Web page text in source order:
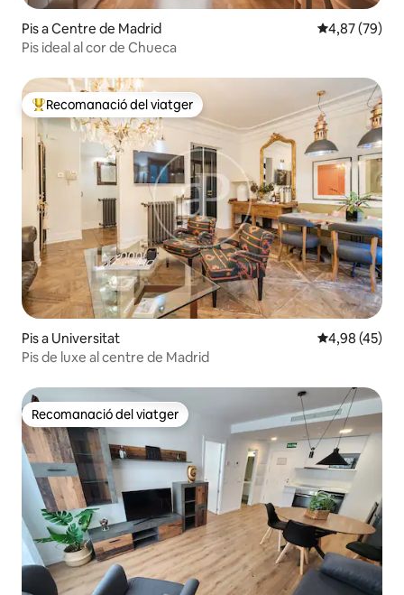
Pis a Centre de Madrid 4,87 de
4,87 (79)
Pis ideal al cor de Chueca
Principals recomanacions dels viatgers
Recomanació del viatger
Pis a Universitat 4,98 de
4,98 (45)
Pis de luxe al centre de Madrid
Recomanació del viatger
Recomanació del viatger